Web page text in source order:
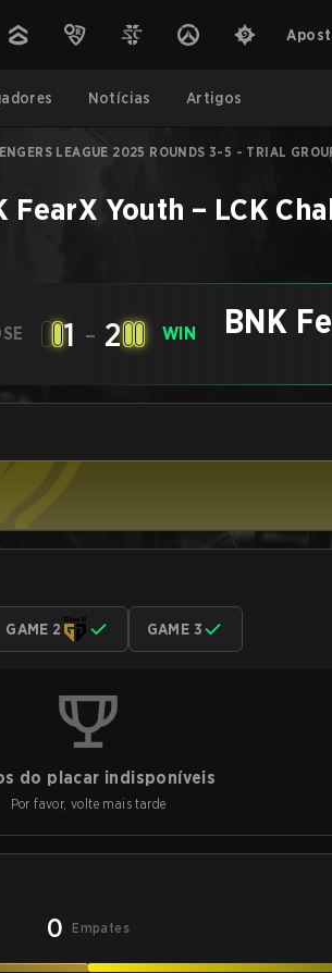
Notícias Artigos
LEAGUE 2025 ROUNDS 3-5 - TRIAL
FearX Youth – LCK
1 - 2 WIN BNK
GAME 2 GAME 3
do placar indisponíveis
Por favor, volte mais tarde
0 Empates